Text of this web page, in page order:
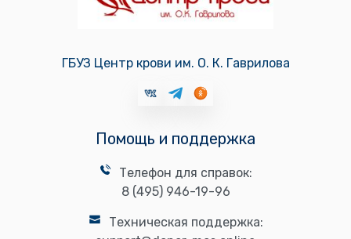
ГБУЗ Центр крови им. О. К. Гаврилова
Помощь и поддержка
Телефон для справок:
8 (495) 946-19-96
Техническая поддержка: